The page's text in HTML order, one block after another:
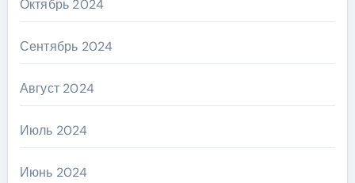
Октябрь 2024
Сентябрь 2024
Август 2024
Июль 2024
Июнь 2024